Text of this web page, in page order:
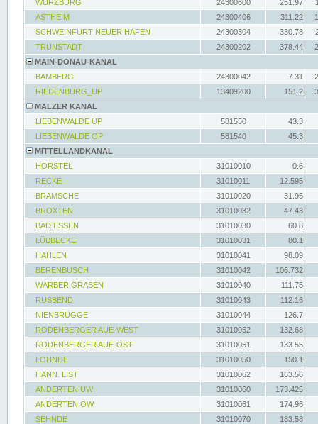
WÜRZBURG 24300600 251.97
ASTHEIM
24300406 311.22
SCHWEINFURT NEUER HAFEN
24300304 330.78
TRUNSTADT
24300202 378.44
MAIN-DONAU-KANAL
BAMBERG
24300042 7.31
RIEDENBURG_UP
13409200 151.2
MALZER KANAL
LIEBENWALDE UP
581550
43.3
LIEBENWALDE OP
581540
45.3
MITTELLANDKANAL
HÖRSTEL
31010010
0.6
RECKE
31010011
12.595
BRAMSCHE
31010020
31.95
BROXTEN
31010032
47.43
BAD ESSEN
31010030
60.8
LÜBBECKE
31010031
80.1
HAHLEN
31010041
98.09
BERENBUSCH
31010042
106.732
WARBER GRABEN
31010040
111.75
RUSBEND
31010043
112.16
NIENBRÜGGE
31010044
126.7
RODENBERGER AUE-WEST
31010052
132.68
RODENBERGER AUE-OST
31010051
133.55
LOHNDE
31010050
150.1
HANN. LIST
31010062
163.56
ANDERTEN UW
31010060
173.425
ANDERTEN OW
31010061
174.96
SEHNDE
31010070
183.58